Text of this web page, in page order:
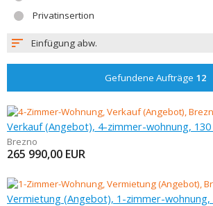
Privatinsertion
Einfügung abw.
Gefundene Aufträge 12
Verkauf (Angebot), 4-zimmer-wohnung, 130
Brezno
265 990,00 EUR
Vermietung (Angebot), 1-zimmer-wohnung,